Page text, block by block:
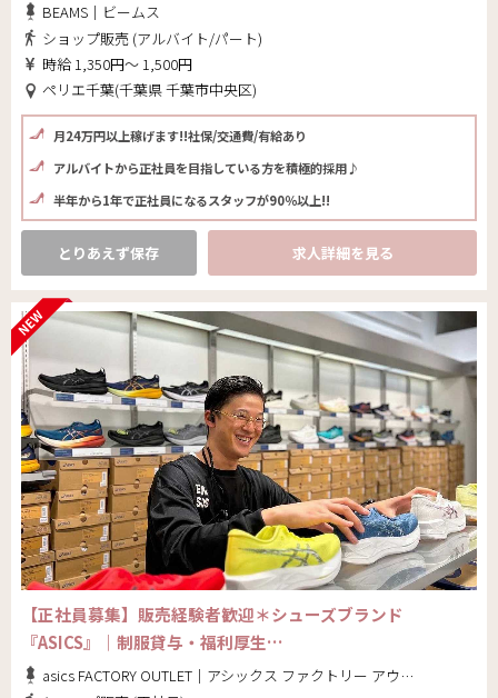
BEAMS｜ビームス
ショップ販売 (アルバイト/パート)
時給 1,350円～ 1,500円
ペリエ千葉(千葉県 千葉市中央区)
月24万円以上稼げます!!社保/交通費/有給あり
アルバイトから正社員を目指している方を積極的採用♪
半年から1年で正社員になるスタッフが90％以上!!
とりあえず保存 求人詳細を見る
【正社員募集】販売経験者歓迎＊シューズブランド
『ASICS』｜制服貸与・福利厚生…
asics FACTORY OUTLET｜アシックス ファクトリー アウトレット